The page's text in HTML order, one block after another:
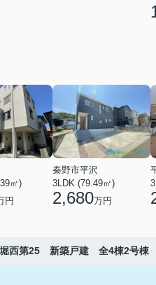
㎡)
円
秦野市平沢
3LDK (79.49㎡)
2,680万円
西第25 新築戸建 全4棟2号棟